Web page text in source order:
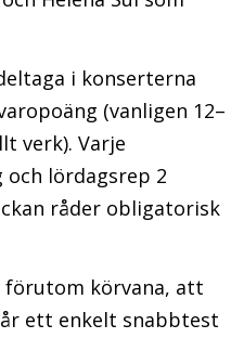
i konserterna
(vanligen 12–
verk). Varje
och lördagsrep 2
råder obligatorisk
förutom körvana, att
ett enkelt snabbtest